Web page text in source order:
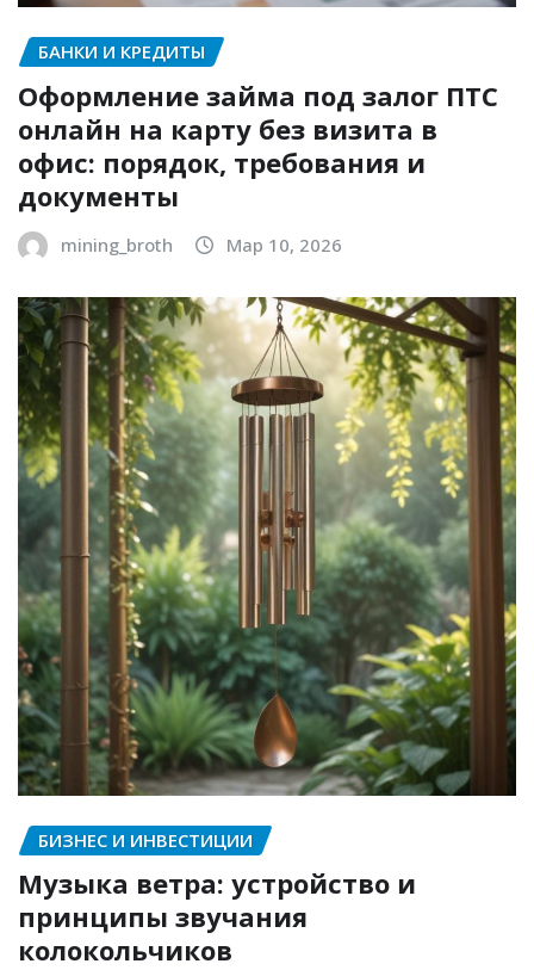
БАНКИ И КРЕДИТЫ
Оформление займа под залог ПТС
онлайн на карту без визита в
офис: порядок, требования и
документы
mining_broth Мар 10, 2026
БИЗНЕС И ИНВЕСТИЦИИ
Музыка ветра: устройство и
принципы звучания
колокольчиков